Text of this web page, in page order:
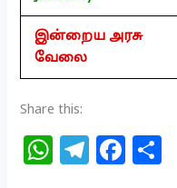
இன்றைய அரசு
வேலை
Share this:
W T
F